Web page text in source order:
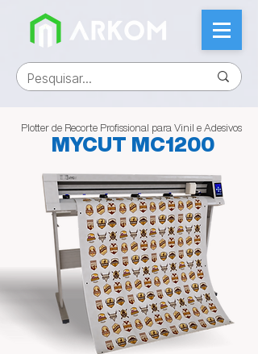
Plotter de Recorte Profissional para Vinil e Adesivos
MYCUT MC1200